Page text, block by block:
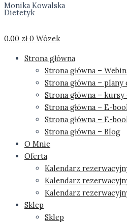
Monika Kowalska
Dietetyk
0.00 zł 0 Wózek
Strona główna
Strona główna –
Strona główna –
Strona główna –
Strona główna – E-
Strona główna – E-
Strona główna – Blog
O Mnie
Oferta
Kalendarz
Kalendarz
Kalendarz
Sklep
Sklep